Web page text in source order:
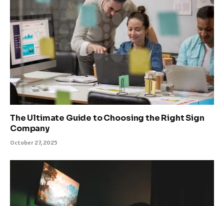
The Ultimate Guide to Choosing the Right Sign
Company
October 27, 2025